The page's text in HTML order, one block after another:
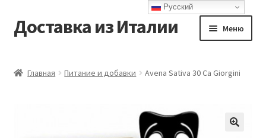
Перейти
к
Перейти
к
Доставка из Италии Меню
Главная Питание и добавки Avena Sativa 30 Ca Giorgini
Русский